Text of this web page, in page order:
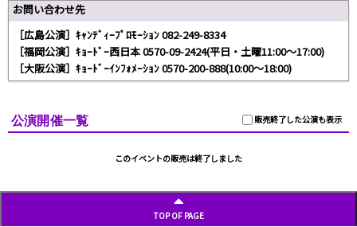
お問い合わせ先
［広島公演］ｷｬﾝﾃﾞｨｰﾌﾟﾛﾓｰｼｮﾝ 082-249-8334
［福岡公演］ｷｮｰﾄﾞｰ西日本 0570-09-2424(平日・土曜11:00～17:00)
［大阪公演］ｷｮｰﾄﾞｰｲﾝﾌｫﾒｰｼｮﾝ 0570-200-888(10:00～18:00)
販売終了した公演も表示
公演開催一覧
このイベントの販売は終了しました
TOP OF PAGE